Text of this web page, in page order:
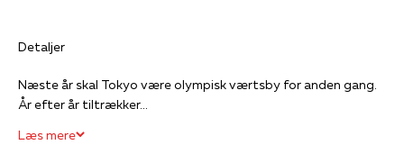
Detaljer
Næste år skal Tokyo være olympisk værtsby for anden gang.
År efter år tiltrækker...
Læs mere